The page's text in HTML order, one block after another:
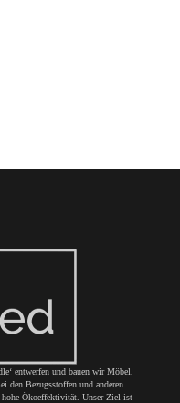
entwerfen und bauen wir Möbel,
den Bezugsstoffen und anderen
Ökoeffektivität. Unser Ziel ist